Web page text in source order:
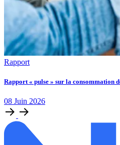
Rapport
Rapport « pulse » sur la consommation
08 Juin 2026